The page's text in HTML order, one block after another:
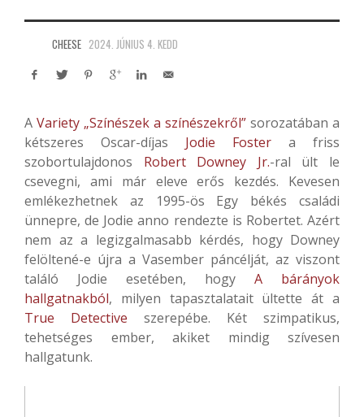
CHEESE 2024. JÚNIUS 4. KEDD
A Variety „Színészek a színészekről” sorozatában a
kétszeres Oscar-díjas Jodie Foster a friss
szobortulajdonos Robert Downey Jr.-ral ült le
csevegni, ami már eleve erős kezdés. Kevesen
emlékezhetnek az 1995-ös Egy békés családi
ünnepre, de Jodie anno rendezte is Robertet. Azért
nem az a legizgalmasabb kérdés, hogy Downey
felöltené-e újra a Vasember páncélját, az viszont
találó Jodie esetében, hogy A bárányok
hallgatnakból, milyen tapasztalatait ültette át a
True Detective szerepébe. Két szimpatikus,
tehetséges ember, akiket mindig szívesen
hallgatunk.